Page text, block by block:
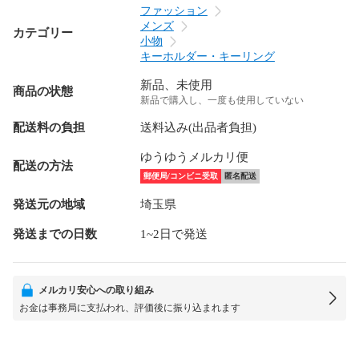
カテゴリー
ファッション
メンズ
小物
キーホルダー・キーリング
商品の状態 新品、未使用
新品で購入し、一度も使用していない
配送料の負担 送料込み(出品者負担)
配送の方法
ゆうゆうメルカリ便
郵便局/コンビニ受取 匿名配送
発送元の地域 埼玉県
発送までの日数 1~2日で発送
メルカリ安心への取り組み
お金は事務局に支払われ、評価後に振り込まれます